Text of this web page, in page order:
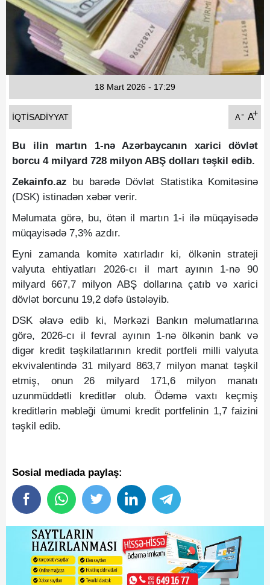
Fotoqaleriya
Reportaj
Qarabag Zəfəri
İQTISADIYYAT A- A+
18 Mart 2026 - 17:29
Bu ilin martın 1-nə Azərbaycanın xarici dövlət
borcu 4 milyard 728 milyon ABŞ dolları təşkil edib.
Zekainfo.az bu barədə Dövlət Statistika Komitəsinə
(DSK) istinadən xəbər verir.
Məlumata görə, bu, ötən il martın 1-i ilə müqayisədə
müqayisədə 7,3% azdır.
Eyni zamanda komitə xatırladır ki, ölkənin strateji
valyuta ehtiyatları 2026-cı il mart ayının 1-nə 90
milyard 667,7 milyon ABŞ dollarına çatıb və xarici
dövlət borcunu 19,2 dəfə üstələyib.
DSK əlavə edib ki, Mərkəzi Bankın məlumatlarına
görə, 2026-cı il fevral ayının 1-nə ölkənin bank və
digər kredit təşkilatlarının kredit portfeli milli valyuta
ekvivalentində 31 milyard 863,7 milyon manat təşkil
etmiş, onun 26 milyard 171,6 milyon manatı
uzunmüddətli kreditlər olub. Ödəmə vaxtı keçmiş
kreditlərin məbləği ümumi kredit portfelinin 1,7 faizini
təşkil edib.
Sosial mediada paylaş: